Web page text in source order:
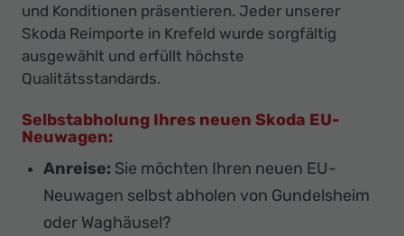
und Konditionen präsentieren. Jeder unserer
Skoda Reimporte in Krefeld wurde sorgfältig
ausgewählt und erfüllt höchste
Qualitätsstandards.
Selbstabholung Ihres neuen Skoda EU-
Neuwagen:
Anreise: Sie möchten Ihren neuen EU-
Neuwagen selbst abholen von Gundelsheim
oder Waghäusel?